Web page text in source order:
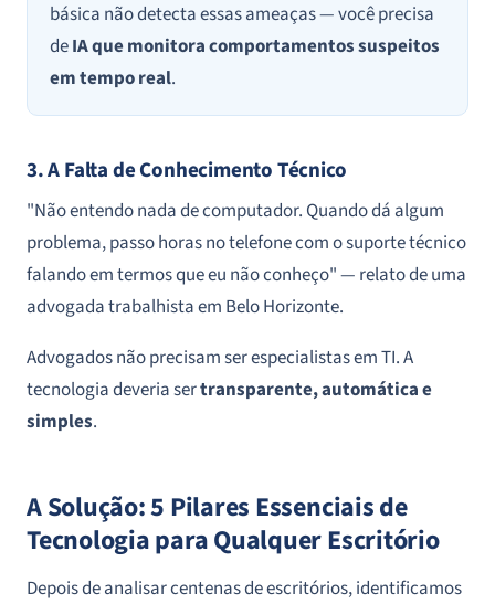
básica não detecta essas ameaças — você precisa
deIA que monitora comportamentos suspeitos
em tempo real.
3. A Falta de Conhecimento Técnico
"Não entendo nada de computador. Quando dá algum
problema, passo horas no telefone com o suporte técnico
falando em termos que eu não conheço" — relato de uma
advogada trabalhista em Belo Horizonte.
Advogados não precisam ser especialistas em TI. A
tecnologia deveria sertransparente, automática e
simples.
A Solução: 5 Pilares Essenciais de
Tecnologia para Qualquer Escritório
Depois de analisar centenas de escritórios, identificamos